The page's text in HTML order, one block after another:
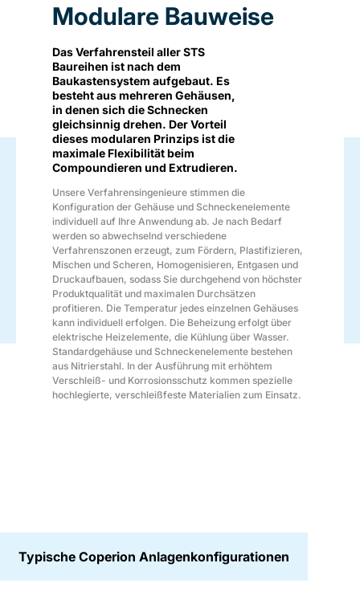
Modulare Bauweise
Das Verfahrensteil aller STS
Baureihen ist nach dem
Baukastensystem aufgebaut. Es
besteht aus mehreren Gehäusen,
in denen sich die Schnecken
gleichsinnig drehen. Der Vorteil
dieses modularen Prinzips ist die
maximale Flexibilität beim
Compoundieren und Extrudieren.
Unsere Verfahrensingenieure stimmen die
Konfiguration der Gehäuse und Schneckenelemente
individuell auf Ihre Anwendung ab. Je nach Bedarf
werden so abwechselnd verschiedene
Verfahrenszonen erzeugt, zum Fördern, Plastifizieren,
Mischen und Scheren, Homogenisieren, Entgasen und
Druckaufbauen, sodass Sie durchgehend von höchster
Produktqualität und maximalen Durchsätzen
profitieren. Die Temperatur jedes einzelnen Gehäuses
kann individuell erfolgen. Die Beheizung erfolgt über
elektrische Heizelemente, die Kühlung über Wasser.
Standardgehäuse und Schneckenelemente bestehen
aus Nitrierstahl. In der Ausführung mit erhöhtem
Verschleiß- und Korrosionsschutz kommen spezielle
hochlegierte, verschleißfeste Materialien zum Einsatz.
Typische Coperion Anlagenkonfigurationen